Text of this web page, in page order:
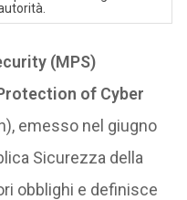
(MPS)
of Cyber
emesso nel giugno
Sicurezza della
obblighi e definisce